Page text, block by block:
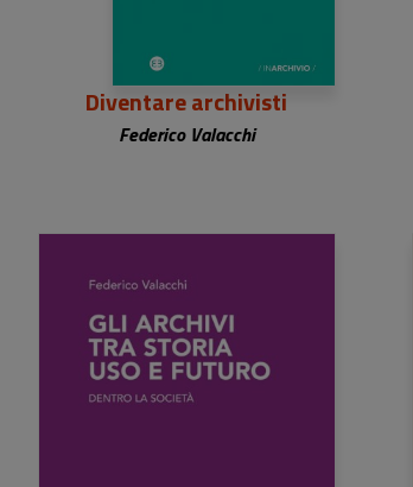
Diventare archivisti
Federico Valacchi